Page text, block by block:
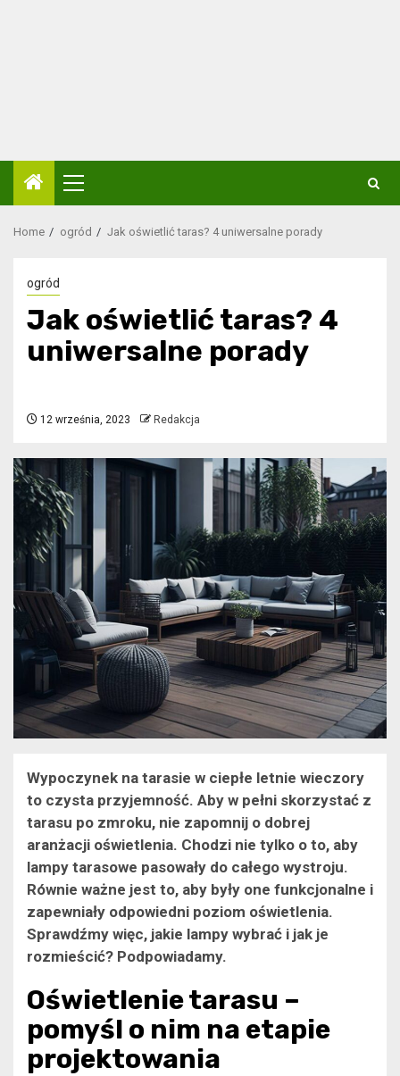
Primary
Menu
Home ogród ​Jak oświetlić taras? 4 uniwersalne porady
ogród
​Jak oświetlić taras? 4
uniwersalne porady
12 września, 2023 Redakcja
Wypoczynek na tarasie w ciepłe letnie wieczory
to czysta przyjemność. Aby w pełni skorzystać z
tarasu po zmroku, nie zapomnij o dobrej
aranżacji oświetlenia. Chodzi nie tylko o to, aby
lampy tarasowe pasowały do całego wystroju.
Równie ważne jest to, aby były one funkcjonalne i
zapewniały odpowiedni poziom oświetlenia.
Sprawdźmy więc, jakie lampy wybrać i jak je
rozmieścić? Podpowiadamy.
​Oświetlenie tarasu –
pomyśl o nim na etapie
projektowania